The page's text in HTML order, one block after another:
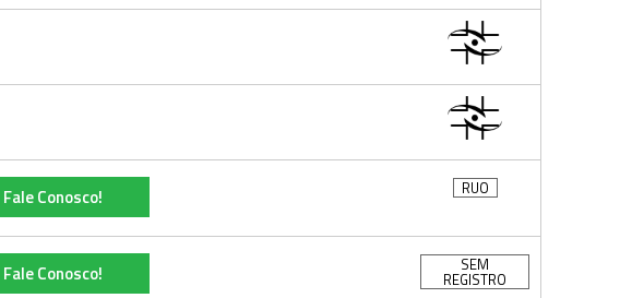
Fale Conosco! RUO
Fale Conosco! SEM
REGISTRO